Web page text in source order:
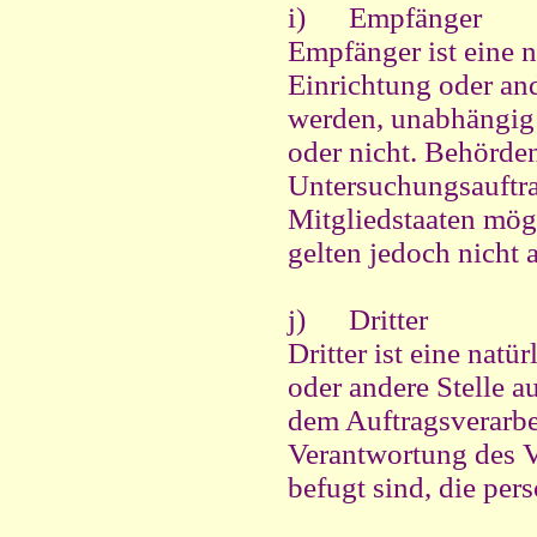
i) Empfänger
Empfänger ist eine
Einrichtung oder
werden,
oder nicht.
Mitgliedstaaten
gelten jedoch nicht
j) Dritter
Dritter ist eine
oder andere Stelle
dem
Verantwortung des
befugt sind, die